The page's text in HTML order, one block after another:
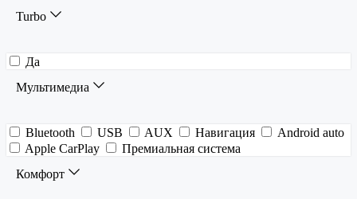
Turbo
Да
Мультимедиа
Bluetooth USB AUX Навигация
Android auto
Apple CarPlay
Премиальная система
Комфорт